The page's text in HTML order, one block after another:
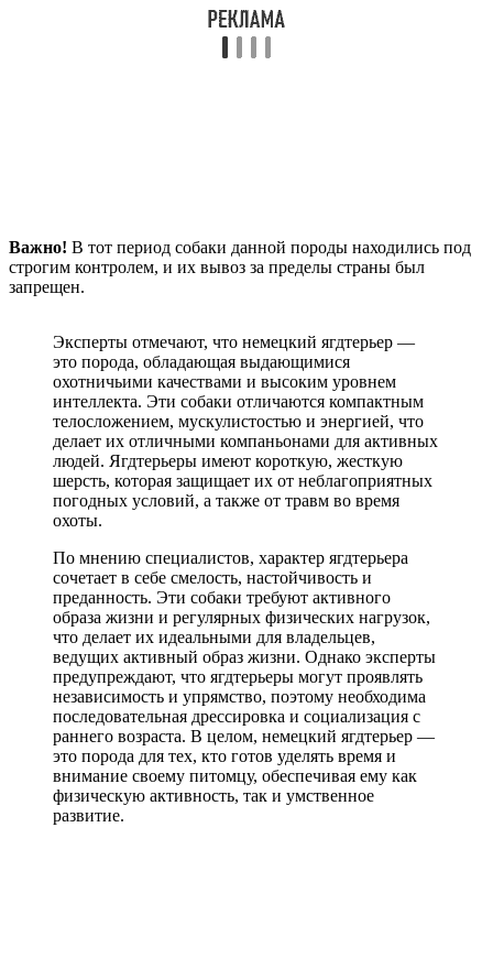
Важно! В тот период собаки данной породы находились под
строгим контролем, и их вывоз за пределы страны был
запрещен.
Эксперты отмечают, что немецкий ягдтерьер —
это порода, обладающая выдающимися
охотничьими качествами и высоким уровнем
интеллекта. Эти собаки отличаются компактным
телосложением, мускулистостью и энергией, что
делает их отличными компаньонами для активных
людей. Ягдтерьеры имеют короткую, жесткую
шерсть, которая защищает их от неблагоприятных
погодных условий, а также от травм во время
охоты.
По мнению специалистов, характер ягдтерьера
сочетает в себе смелость, настойчивость и
преданность. Эти собаки требуют активного
образа жизни и регулярных физических нагрузок,
что делает их идеальными для владельцев,
ведущих активный образ жизни. Однако эксперты
предупреждают, что ягдтерьеры могут проявлять
независимость и упрямство, поэтому необходима
последовательная дрессировка и социализация с
раннего возраста. В целом, немецкий ягдтерьер —
это порода для тех, кто готов уделять время и
внимание своему питомцу, обеспечивая ему как
физическую активность, так и умственное
развитие.